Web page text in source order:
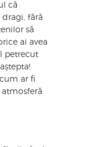
că
fără
să
ai avea
petrecut
ar fi